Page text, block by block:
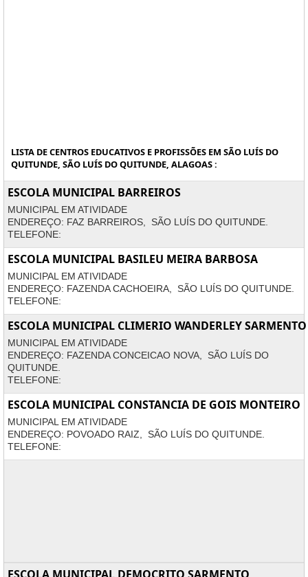
LISTA DE CENTROS EDUCATIVOS E PROFISSÕES EM SÃO LUÍS DO
QUITUNDE, SÃO LUÍS DO QUITUNDE, ALAGOAS :
ESCOLA MUNICIPAL BARREIROS
MUNICIPAL EM ATIVIDADE
ENDEREÇO: FAZ BARREIROS, SÃO LUÍS DO QUITUNDE.
TELEFONE:
ESCOLA MUNICIPAL BASILEU MEIRA BARBOSA
MUNICIPAL EM ATIVIDADE
ENDEREÇO: FAZENDA CACHOEIRA, SÃO LUÍS DO QUITUNDE.
TELEFONE:
ESCOLA MUNICIPAL CLIMERIO WANDERLEY SARMENTO
MUNICIPAL EM ATIVIDADE
ENDEREÇO: FAZENDA CONCEICAO NOVA, SÃO LUÍS DO
QUITUNDE.
TELEFONE:
ESCOLA MUNICIPAL CONSTANCIA DE GOIS MONTEIRO
MUNICIPAL EM ATIVIDADE
ENDEREÇO: POVOADO RAIZ, SÃO LUÍS DO QUITUNDE.
TELEFONE: